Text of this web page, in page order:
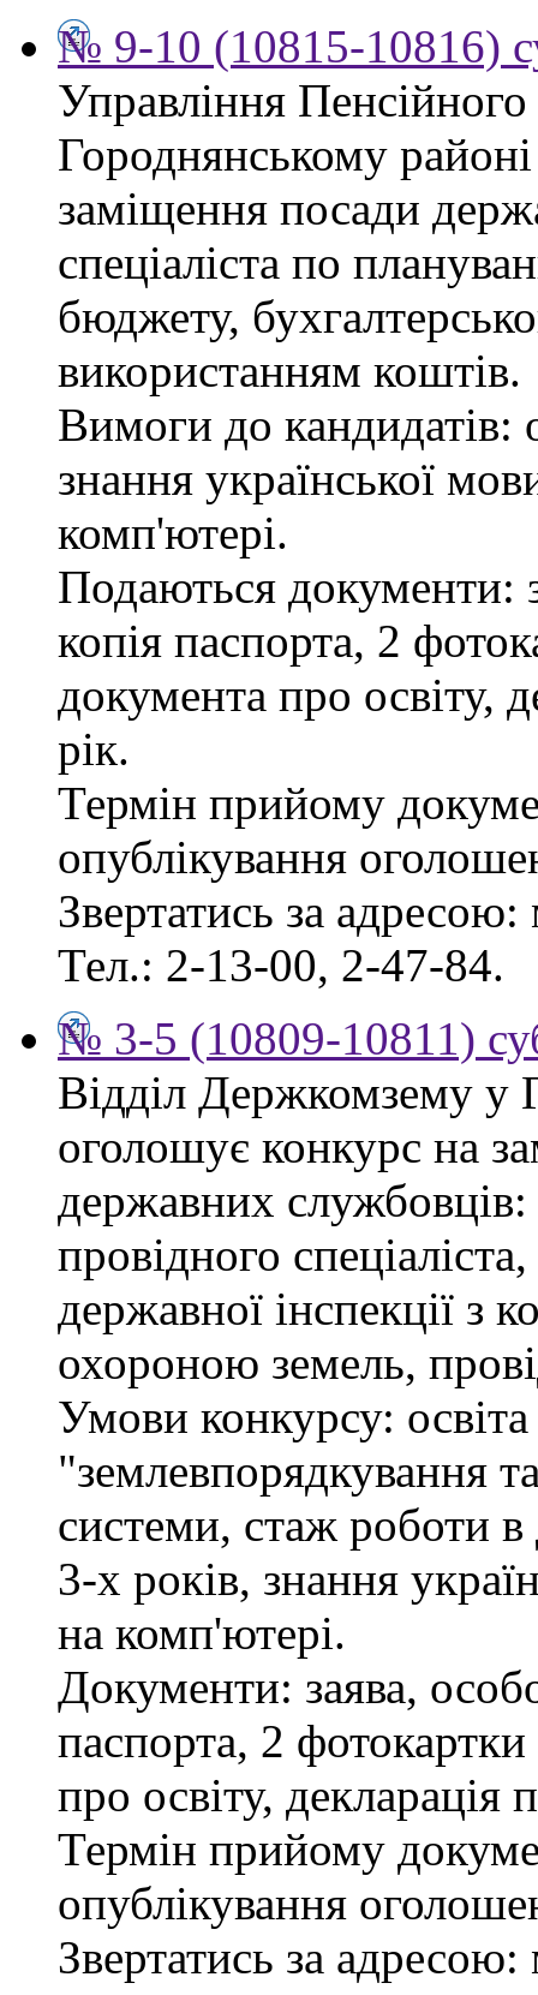
№ 9-10 (10815-10816)
Управління
Городнянському
заміщення посади
спеціаліста по
бюджету,
використанням коштів.
Вимоги до кандидатів:
знання української
комп'ютері.
Подаються документи:
копія паспорта, 2
документа про освіту,
рік.
Термін прийому
опублікування
Звертатись за
Тел.: 2-13-00, 2-47-84.
№ 3-5 (10809-10811)
Відділ Держкомзему у
оголошує конкурс на
державних службовців:
провідного
державної інспекції з
охороною земель,
Умови конкурсу:
"землевпорядкування
системи, стаж роботи
3-х років, знання
на комп'ютері.
Документи: заява,
паспорта, 2
про освіту, декларація
Термін прийому
опублікування
Звертатись за